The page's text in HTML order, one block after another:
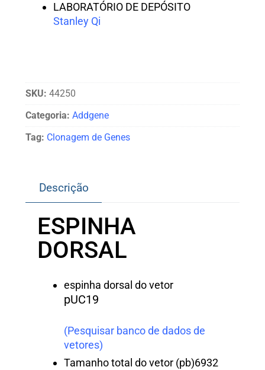
LABORATÓRIO DE DEPÓSITO
Stanley Qi
SKU: 44250
Categoria: Addgene
Tag: Clonagem de Genes
Descrição
ESPINHA
DORSAL
espinha dorsal do vetor
pUC19
(Pesquisar banco de dados de
vetores)
Tamanho total do vetor (pb)6932